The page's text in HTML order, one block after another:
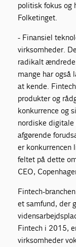
politisk fokus og
Folketinget.
- Finansiel
virksomheder.
radikalt ændrede
mange har også
at kende.
produkter og
konkurrence og
nordiske digitale
afgørende
er konkurrencen
feltet på dette
CEO,
Fintech-
et samfund, der
Fintech i 2015,
virksomheder